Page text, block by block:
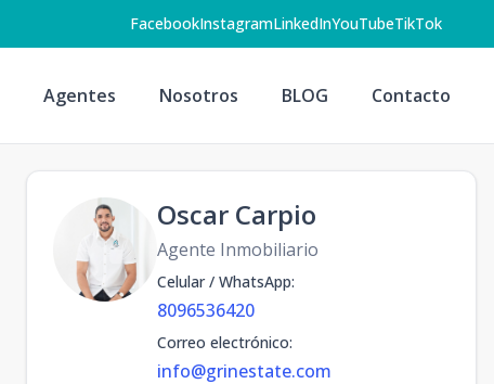
FacebookInstagramLinkedInYouTubeTikTok
Agentes Nosotros BLOG Contacto
Oscar Carpio
Agente Inmobiliario
Celular / WhatsApp:
8096536420
Correo electrónico:
info@grinestate.com